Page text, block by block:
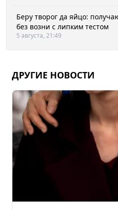
Беру творог да яйцо:
без возни с липким тестом
5 августа, 21:49
ДРУГИЕ НОВОСТИ